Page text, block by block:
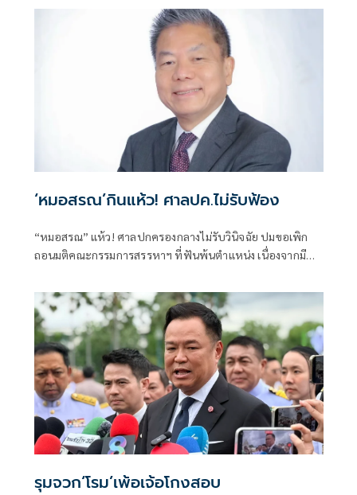
พร้อมให้ใช้กับไทยเที่ยวไทยพลัส ส่วนไทยช่วยไทยพลัส เฟส 2
รอประเมินความเหมาะสม นายกฯ เผยจะพยายาม
‘หมอสรณ’กินแห้ว! ศาลปค.ไม่รับฟ้อง
“หมอสรณ” แห้ว! ศาลปกครองกลางไม่รับวินิจฉัย ปมขอเพิก
ถอนมติคณะกรรมการสรรหาฯ ที่ฟันพ้นตำแหน่ง เนื่องจากมี
รุมจวก‘โรม’เพ้อเจ้อโกงสอบ